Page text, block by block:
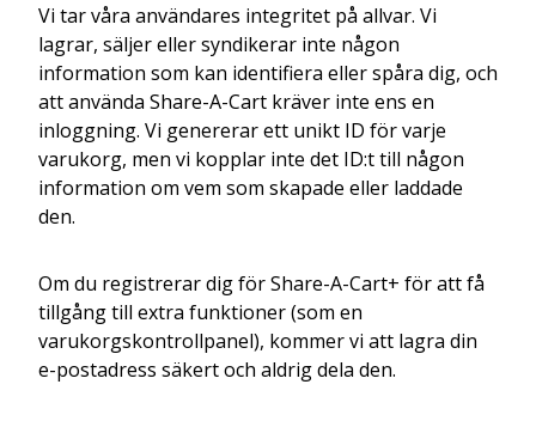
Vi tar våra användares integritet på allvar. Vi
lagrar, säljer eller syndikerar inte någon
information som kan identifiera eller spåra dig, och
att använda Share-A-Cart kräver inte ens en
inloggning. Vi genererar ett unikt ID för varje
varukorg, men vi kopplar inte det ID:t till någon
information om vem som skapade eller laddade
den.
Om du registrerar dig för Share-A-Cart+ för att få
tillgång till extra funktioner (som en
varukorgskontrollpanel), kommer vi att lagra din
e-postadress säkert och aldrig dela den.